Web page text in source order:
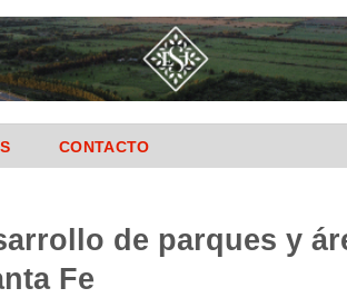
CONTACTO
de parques y
Fe